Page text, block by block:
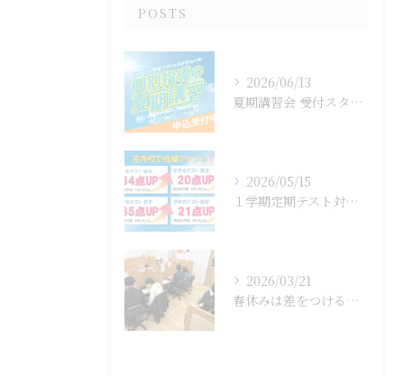
POSTS
2026/06/13
夏期講習会 受付スタート！
2026/05/15
１学期定期テスト対策、スタートしています！
2026/03/21
春休みは差をつけるチャンス！春期講習スタートしました🌸